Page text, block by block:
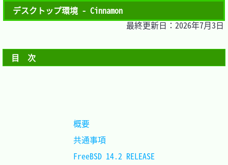
デスクトップ環境 - Cinnamon
最終更新日：2026年7月3日
目　次
FreeBSD 14.2 RELEASE